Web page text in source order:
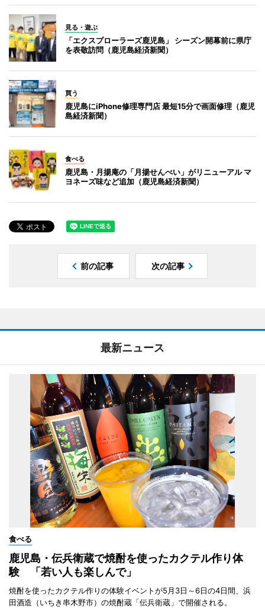
見る・遊ぶ
「エクスプローラーズ鹿児島」 シーズン開幕前に県庁
を表敬訪問（鹿児島経済新聞）
買う
鹿児島にiPhone修理専門店 最短15分で画面修理（鹿児
島経済新聞）
食べる
鹿児島・月揚庵の「月揚せんべい」がリニューアル マ
ヨネーズ味など追加（鹿児島経済新聞）
前の記事 次の記事
最新ニュース
食べる
鹿児島・伝兵衛蔵で焼酎を使ったカクテル作り体
験 「若い人も楽しんで」
焼酎を使ったカクテル作りの体験イベントが5月3日～6日の4日間、浜
田酒造（いちき串木野市）の焼酎蔵「伝兵衛蔵」で開催される。